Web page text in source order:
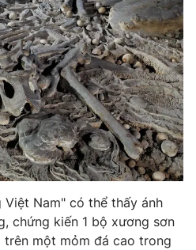
Nam" có thể thấy ánh
chứng kiến 1 bộ xương sơn
một mỏm đá cao trong